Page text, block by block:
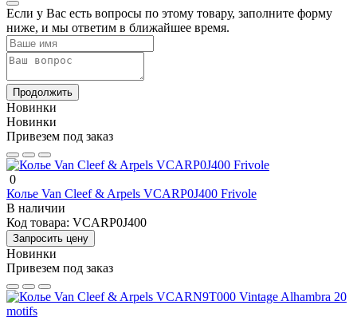
Если у Вас есть вопросы по этому товару, заполните форму
ниже, и мы ответим в ближайшее время.
Продолжить
Новинки
Новинки
Привезем под заказ
0
Колье Van Cleef & Arpels VCARP0J400 Frivole
В наличии
Код товара: VCARP0J400
Запросить цену
Новинки
Привезем под заказ